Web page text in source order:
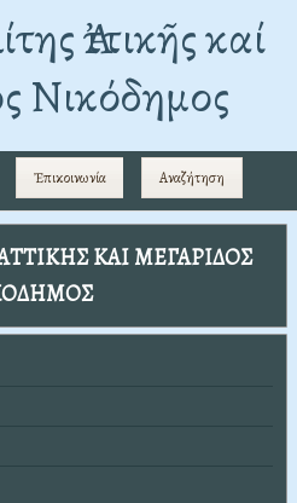
Ἀττικῆς καί
Νικόδημος
Ἐπικοινωνία Αναζήτηση
ΚΑΙ ΜΕΓΑΡΙΔΟΣ